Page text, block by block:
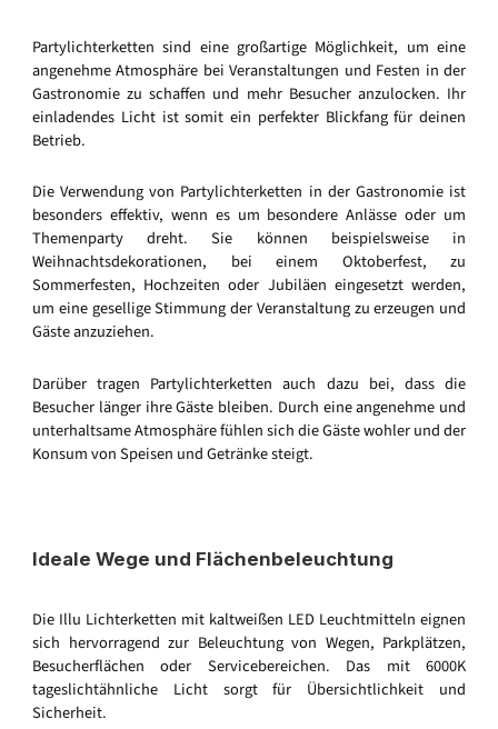
Partylichterketten sind eine großartige Möglichkeit, um eine
angenehme Atmosphäre bei Veranstaltungen und Festen in der
Gastronomie zu schaffen und mehr Besucher anzulocken. Ihr
einladendes Licht ist somit ein perfekter Blickfang für deinen
Betrieb.
Die Verwendung von Partylichterketten in der Gastronomie ist
besonders effektiv, wenn es um besondere Anlässe oder um
Themenparty dreht. Sie können beispielsweise in
Weihnachtsdekorationen, bei einem Oktoberfest, zu
Sommerfesten, Hochzeiten oder Jubiläen eingesetzt werden,
um eine gesellige Stimmung der Veranstaltung zu erzeugen und
Gäste anzuziehen.
Darüber tragen Partylichterketten auch dazu bei, dass die
Besucher länger ihre Gäste bleiben. Durch eine angenehme und
unterhaltsame Atmosphäre fühlen sich die Gäste wohler und der
Konsum von Speisen und Getränke steigt.
Ideale Wege und Flächenbeleuchtung
Die Illu Lichterketten mit kaltweißen LED Leuchtmitteln eignen
sich hervorragend zur Beleuchtung von Wegen, Parkplätzen,
Besucherflächen oder Servicebereichen. Das mit 6000K
tageslichtähnliche Licht sorgt für Übersichtlichkeit und
Sicherheit.